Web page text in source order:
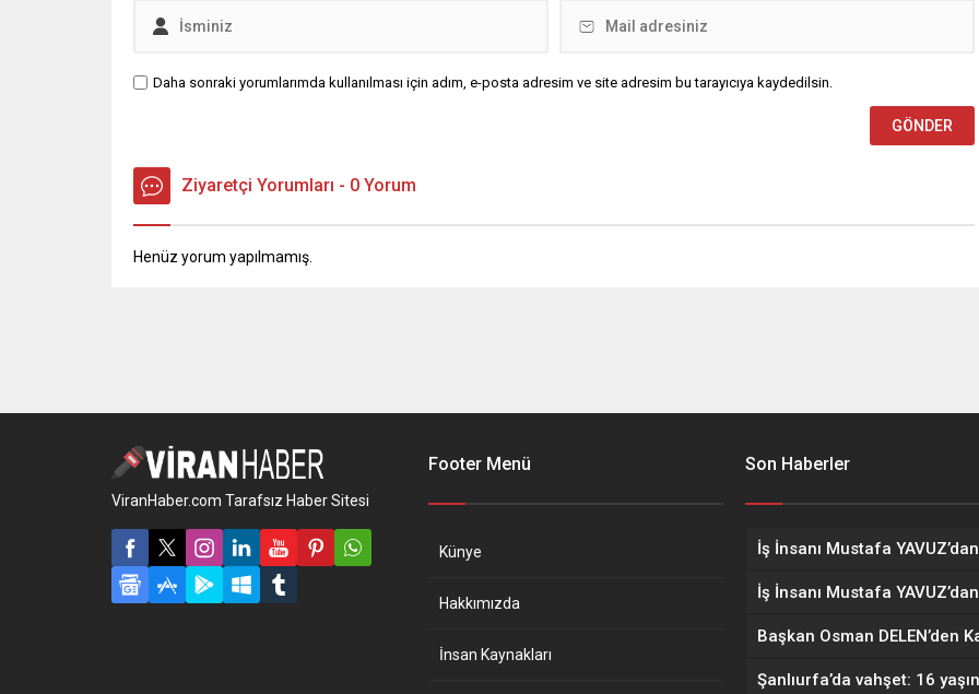
Daha sonraki yorumlarımda kullanılması için adım, e-posta adresim ve site adresim bu tarayıcıya kaydedilsin.
Ziyaretçi Yorumları - 0 Yorum
Henüz yorum yapılmamış.
ViranHaber.com Tarafsız Haber Sitesi
Footer Menü
Künye
Hakkımızda
İnsan Kaynakları
Son Haberler